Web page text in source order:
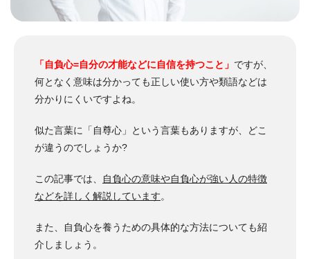
「自負心=自分の才能などに自信を持つこと」 ですが、
何となく意味は分かっても正しい使い方や類語などは
分かりにくいですよね。
似た言葉に「自尊心」という言葉もありますが、どこ
が違うのでしょうか?
この記事では、
自負心の意味や自負心が強い人の特徴
などを詳しく解説しています。
また、自負心を養うための具体的な方法についても紹
介しましょう。